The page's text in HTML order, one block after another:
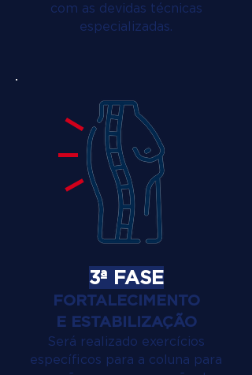
com as devidas técnicas
especializadas.
3ª FASE
FORTALECIMENTO
E ESTABILIZAÇÃO
Será realizado exercícios
específicos para a coluna para